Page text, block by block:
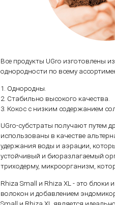
Все продукты UGro изготовлены
однородности по всему
1. Однородны.
2. Стабильно высокого качества.
3. Кокос с низким содержанием
UGro-субстраты получают путем
использованы в качестве
удержания воды и аэрации,
устойчивый и биоразлагаемый
триходерму, микроорганизм,
Rhiza Small и Rhiza XL - это
волокон и добавлением
Small и Rhiza XL является